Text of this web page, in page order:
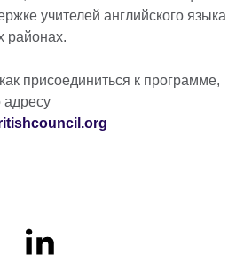
учителей английского языка
районах.
присоединиться к программе,
адресу